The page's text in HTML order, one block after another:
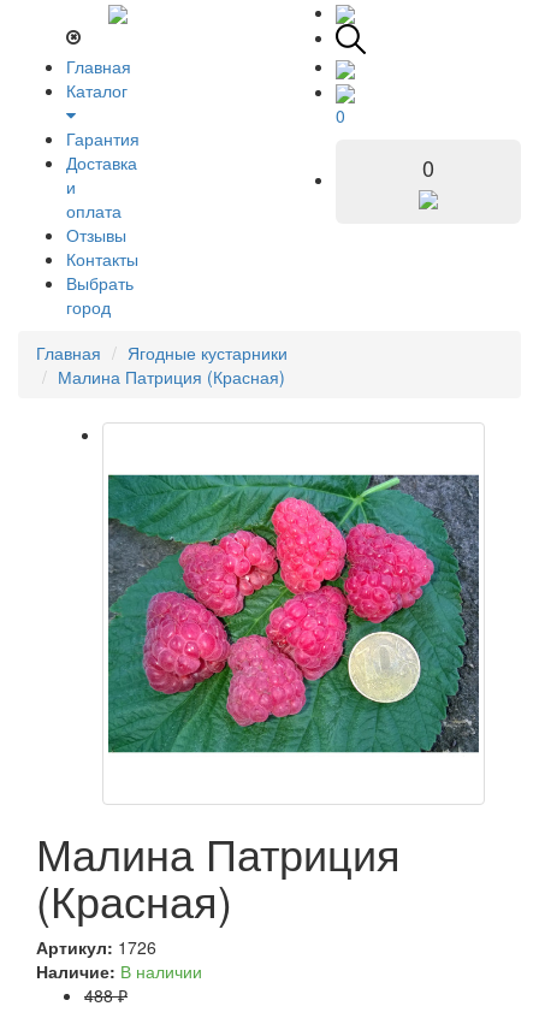
Главная
Каталог
Гарантия
Доставка
и
оплата
Отзывы
Контакты
Выбрать
город
0
0
Главная
Ягодные кустарники
Малина Патриция (Красная)
Малина Патриция
(Красная)
Артикул: 1726
Наличие: В наличии
488 ₽